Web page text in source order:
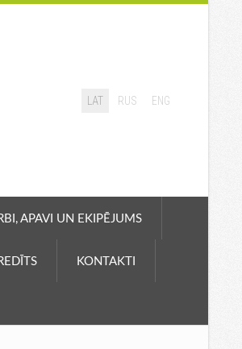
LAT RUS ENG
APAVI UN EKIPĒJUMS
KONTAKTI